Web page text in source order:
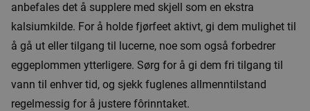
anbefales det å supplere med skjell som en ekstra
kalsiumkilde. For å holde fjørfeet aktivt, gi dem mulighet til
å gå ut eller tilgang til lucerne, noe som også forbedrer
eggeplommen ytterligere. Sørg for å gi dem fri tilgang til
vann til enhver tid, og sjekk fuglenes allmenntilstand
regelmessig for å justere fôrinntaket.